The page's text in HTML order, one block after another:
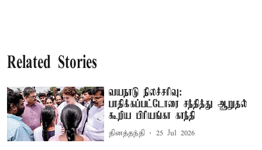
Related Stories
வயநாடு நிலச்சரிவு:
பாதிக்கப்பட்டோரை சந்தித்து ஆறுதல்
கூறிய பிரியங்கா காந்தி
தினத்தந்தி 25 Jul 2026